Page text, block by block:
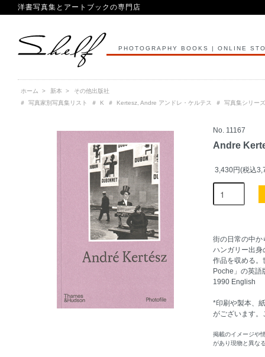
洋書写真集とアートブックの専門店
PHOTOGRAPHY BOOKS | ONLINE
ホーム > 新本 >
その他出版社
＃
写真家別写真集リスト ＃ K ＃ Kertesz, Andre アンドレ・ケルテス ＃ 写真集シリーズ
No. 11167
Andre
3,430円(税込
街の日常の中か
ハンガリー出身
作品を収める。
Poche」の英
1990 English
*印刷や製本、
がございます。
掲載のイメージや
があり現物と異な